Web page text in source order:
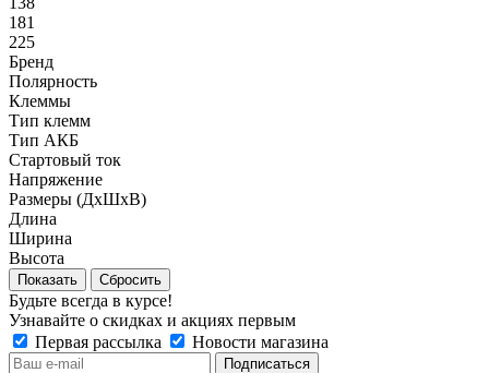
181
225
Бренд
Полярность
Клеммы
Тип клемм
Тип АКБ
Стартовый ток
Напряжение
Размеры (ДxШxВ)
Длина
Ширина
Высота
Сбросить
Будьте всегда в курсе!
Узнавайте о скидках и акциях первым
Первая рассылка
Новости магазина